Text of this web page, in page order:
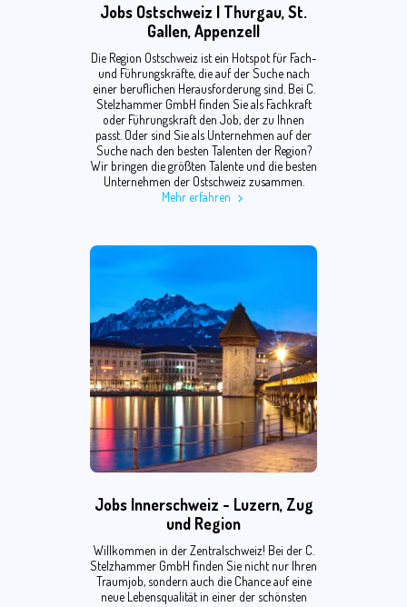
Jobs Ostschweiz | Thurgau, St.
Gallen, Appenzell
Die Region Ostschweiz ist ein Hotspot für Fach-
und Führungskräfte, die auf der Suche nach
einer beruflichen Herausforderung sind. Bei C.
Stelzhammer GmbH finden Sie als Fachkraft
oder Führungskraft den Job, der zu Ihnen
passt. Oder sind Sie als Unternehmen auf der
Suche nach den besten Talenten der Region?
Wir bringen die größten Talente und die besten
Unternehmen der Ostschweiz zusammen.
Mehr erfahren
Jobs Innerschweiz - Luzern, Zug
und Region
Willkommen in der Zentralschweiz! Bei der C.
Stelzhammer GmbH finden Sie nicht nur Ihren
Traumjob, sondern auch die Chance auf eine
neue Lebensqualität in einer der schönsten